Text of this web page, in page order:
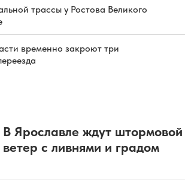
трассы у Ростова Великого
временно закроют три
В Ярославле ждут штормовой
ветер с ливнями и градом